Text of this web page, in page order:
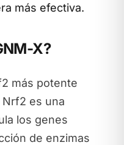
más efectiva.
X?
más potente
es una
los genes
de enzimas